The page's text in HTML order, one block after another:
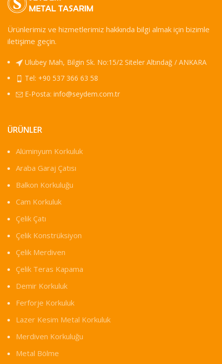
Ürünlerimiz ve hizmetlerimiz hakkında bilgi almak için bizimle
iletişime geçin.
Ulubey Mah, Bilgin Sk. No:15/2 Siteler Altındağ / ANKARA
Tel: +90 537 366 63 58
E-Posta: info@seydem.com.tr
ÜRÜNLER
Alüminyum Korkuluk
Araba Garaj Çatısı
Balkon Korkuluğu
Cam Korkuluk
Çelik Çatı
Çelik Konstrüksiyon
Çelik Merdiven
Çelik Teras Kapama
Demir Korkuluk
Ferforje Korkuluk
Lazer Kesim Metal Korkuluk
Merdiven Korkuluğu
Metal Bölme